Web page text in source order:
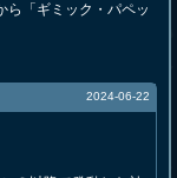
「ギミック・パペッ
2024-06-22